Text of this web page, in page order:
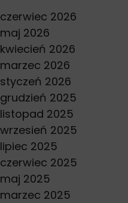
czerwiec 2026
maj 2026
kwiecień 2026
marzec 2026
styczeń 2026
grudzień 2025
listopad 2025
wrzesień 2025
lipiec 2025
czerwiec 2025
maj 2025
marzec 2025